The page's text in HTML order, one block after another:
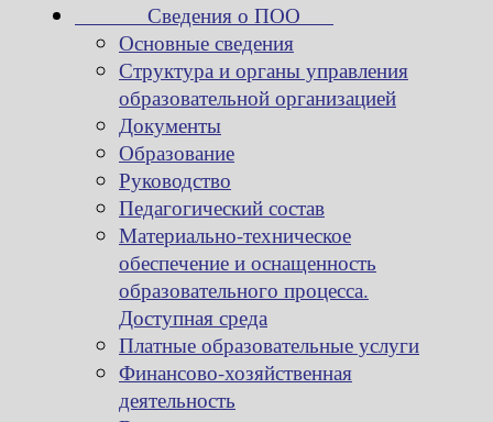
Сведения о ПОО
Основные сведения
Структура и органы управления
образовательной организацией
Документы
Образование
Руководство
Педагогический состав
Материально-техническое
обеспечение и оснащенность
образовательного процесса.
Доступная среда
Платные образовательные услуги
Финансово-хозяйственная
деятельность